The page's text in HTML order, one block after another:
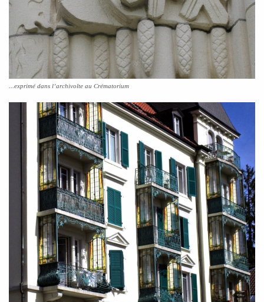
...exprimé dans l’archivolte au Crématorium